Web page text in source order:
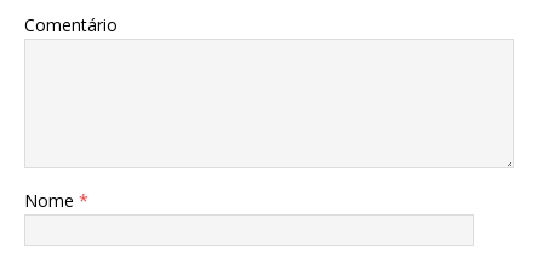
Comentário
Nome *